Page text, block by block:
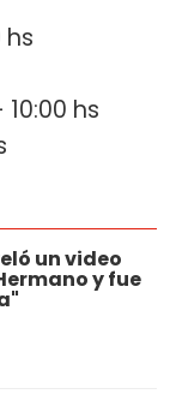
hs
10:00 hs
un video
y fue